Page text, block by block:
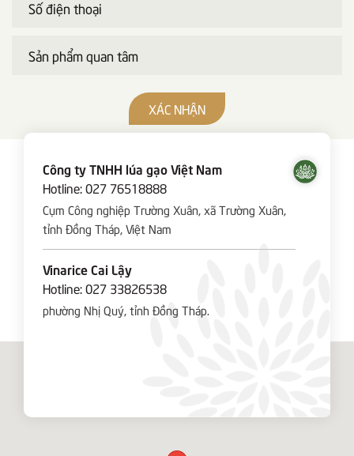
XÁC NHẬN
Công ty TNHH lúa gạo Việt Nam
Hotline:027 76518888
Cụm Công nghiệp Trường Xuân, xã Trường Xuân,
tỉnh Đồng Tháp, Việt Nam
Vinarice Cai Lậy
Hotline:027 33826538
phường Nhị Quý, tỉnh Đồng Tháp.